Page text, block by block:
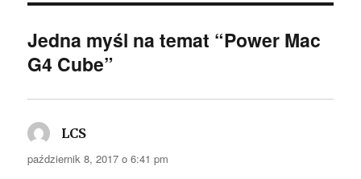
Jedna myśl na temat “Power Mac
G4 Cube”
LCS
październik 8, 2017 o 6:41 pm